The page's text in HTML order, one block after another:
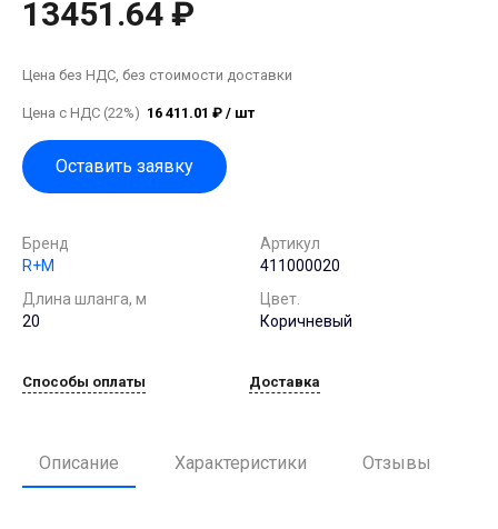
13451.64 ₽
Цена без НДС, без стоимости доставки
Цена с НДС (22%) 16 411.01 ₽ / шт
Оставить заявку
Бренд
R+M
Артикул
411000020
Длина шланга, м
20
Цвет.
Коричневый
Способы оплаты Доставка
Описание Характеристики Отзывы